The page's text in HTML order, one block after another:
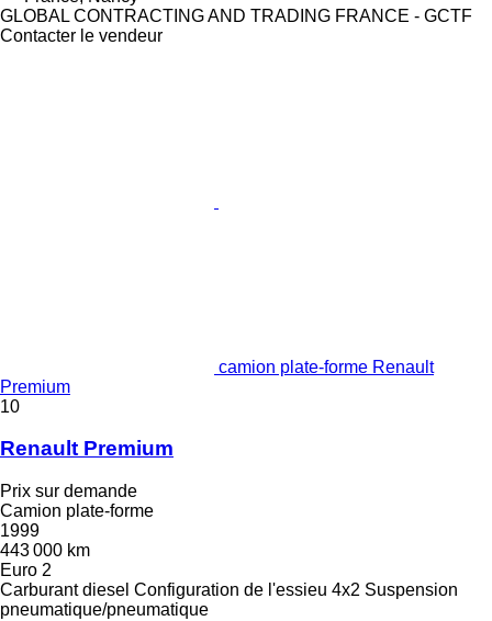
GLOBAL CONTRACTING AND TRADING FRANCE - GCTF
Contacter le vendeur
camion plate-forme Renault
Premium
10
Renault Premium
Prix sur demande
Camion plate-forme
1999
443 000 km
Euro 2
Carburant diesel Configuration de l'essieu 4x2 Suspension
pneumatique/pneumatique